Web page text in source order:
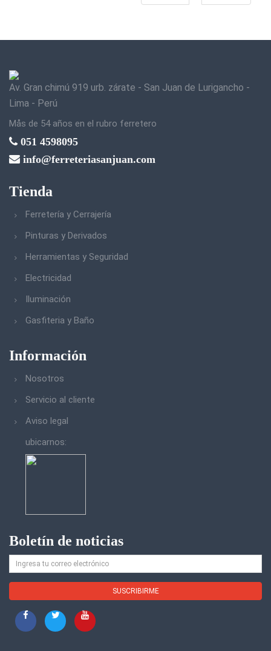
Av. Gran chimú 919 urb. zárate - San Juan de Lurigancho -
Lima - Perú
Mås de 54 años en el rubro ferretero
051 4598095
info@ferreteriasanjuan.com
Tienda
Ferretería y Cerrajería
Pinturas y Derivados
Herramientas y Seguridad
Electricidad
Iluminación
Gasfiteria y Baño
Información
Nosotros
Servicio al cliente
Aviso legal
ubicarnos:
Boletín de noticias